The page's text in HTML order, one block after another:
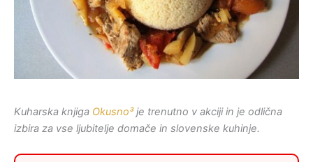
Kuharska knjiga Okusno³je trenutno v akciji in je odlična
izbira za vse ljubitelje domače in slovenske kuhinje.